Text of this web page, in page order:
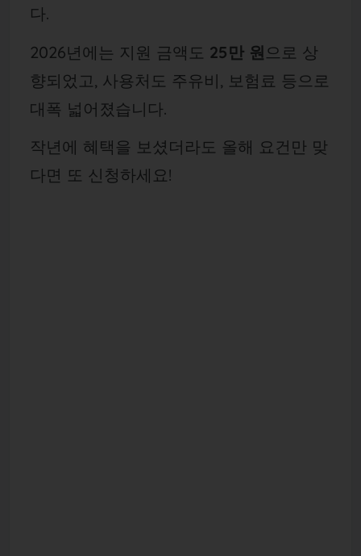
다.
2026년에는 지원 금액도 25만 원 으로 상
향되었고, 사용처도 주유비, 보험료 등으로
대폭 넓어졌습니다.
작년에 혜택을 보셨더라도 올해 요건만 맞
다면 또 신청하세요!